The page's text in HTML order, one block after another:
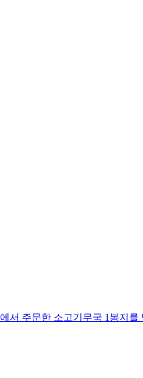
주문한 소고기무국 1봉지